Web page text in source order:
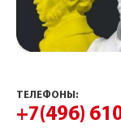
ТЕЛЕФОНЫ:
+7(496)